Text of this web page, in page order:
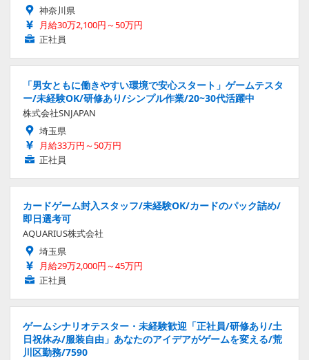
神奈川県
月給30万2,100円～50万円
正社員
「男女ともに働きやすい環境で安心スタート」ゲームテスタ
ー/未経験OK/研修あり/シンプル作業/20~30代活躍中
株式会社SNJAPAN
埼玉県
月給33万円～50万円
正社員
カードゲーム封入スタッフ/未経験OK/カードのパック詰め/
即日選考可
AQUARIUS株式会社
埼玉県
月給29万2,000円～45万円
正社員
ゲームシナリオテスター・未経験歓迎「正社員/研修あり/土
日祝休み/服装自由」あなたのアイデアがゲームを変える/荒
川区勤務/7590